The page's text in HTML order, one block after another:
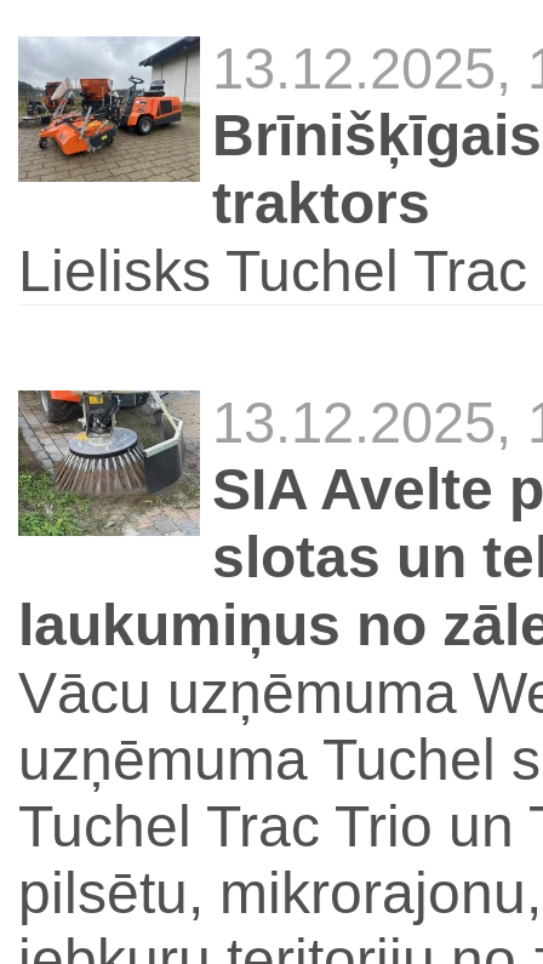
13.12.2025,
traktors
Lielisks Tuchel
13.12.2025,
SIA Avelte
slotas un
laukumiņus no
Vācu uzņēmuma
uzņēmuma Tuchel
Tuchel Trac Trio un
pilsētu,